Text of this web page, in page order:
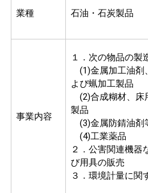
業種 石油・石炭製品
事業内容
１．次の物品の製
(1)金属加工油剤
よび蝋加工製品
(2)合成糊材、床
製品
(3)金属防錆油剤
(4)工業薬品
２．公害関連機器
び用具の販売
３．環境計量に関